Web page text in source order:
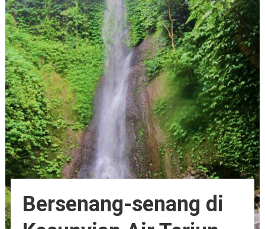
Bersenang-senang di